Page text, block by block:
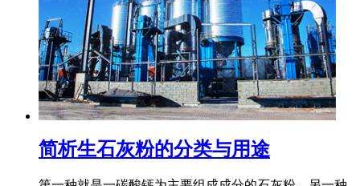
简析生石灰粉的分类与用途